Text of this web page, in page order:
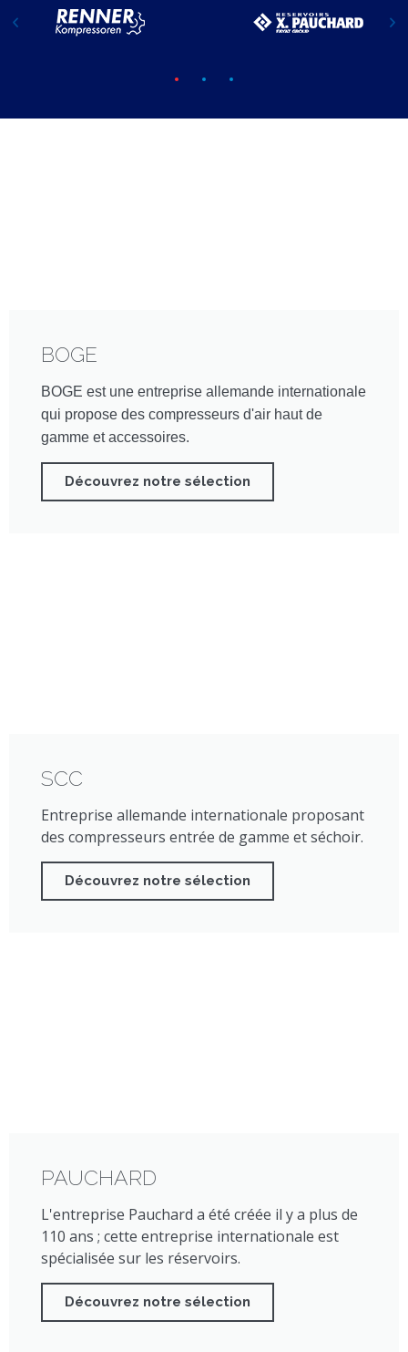
BOGE
BOGE est une entreprise allemande internationale
qui propose des compresseurs d'air haut de
gamme et accessoires.
Découvrez notre sélection
SCC
Entreprise allemande internationale proposant
des compresseurs entrée de gamme et séchoir.
Découvrez notre sélection
PAUCHARD
L'entreprise Pauchard a été créée il y a plus de
110 ans ; cette entreprise internationale est
spécialisée sur les réservoirs.
Découvrez notre sélection